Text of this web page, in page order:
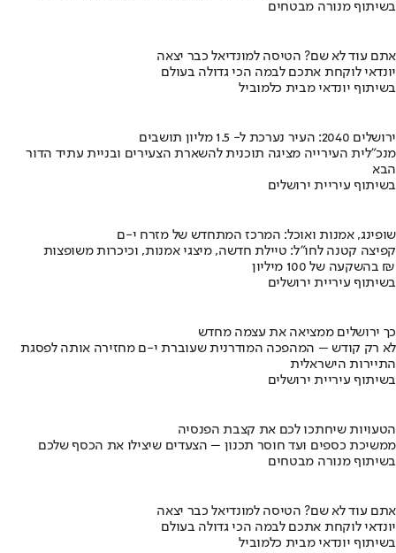
בשיתוף מנורה מבטחים
אתם עוד לא שם? הטיסה למונדיאל כבר יצאה
יונדאי לוקחת אתכם לבמה הכי גדולה בעולם
בשיתוף יונדאי מבית כלמוביל
ירושלים 2040: העיר נערכת ל- 1.5 מליון תושבים
מנכ"לית העירייה מציגה תוכנית להשארת הצעירים ובניית עתיד הדור
הבא
בשיתוף עיריית ירושלים
שופינג, אמנות ואוכל: המרכז המתחדש של מזרח י-ם
קפיצה קטנה לחו"ל: טיילת חדשה, מיצגי אמנות, וכיכרות משופצות
בהשקעה של 100 מיליון ₪
בשיתוף עיריית ירושלים
כך ירושלים ממציאה את עצמה מחדש
לא רק קודש – המהפכה המודרנית שעוברת י-ם מחזירה אותה לפסגת
התיירות הישראלית
בשיתוף עיריית ירושלים
הטעויות שיחתכו לכם את קצבת הפנסיה
ממשיכת כספים ועד חוסר תכנון – הצעדים שיצילו את הכסף שלכם
בשיתוף מנורה מבטחים
אתם עוד לא שם? הטיסה למונדיאל כבר יצאה
יונדאי לוקחת אתכם לבמה הכי גדולה בעולם
בשיתוף יונדאי מבית כלמוביל